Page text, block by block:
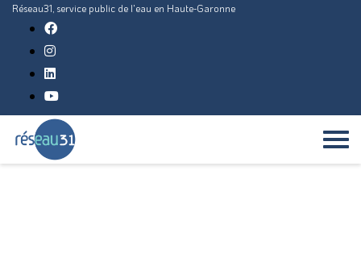
Réseau31, service public de l'eau en Haute-Garonne